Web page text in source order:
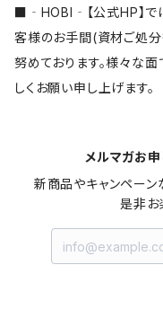
■‐HOBI‐【公式HP】で
客様のお手間(資材ご処
努めております。様々な
しくお願い申し上げます。
メルマガお
新商品やキャンペー
是非お